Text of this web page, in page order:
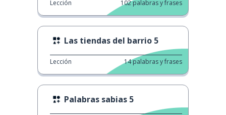
Lección 102palabras y frases
Las tiendas del barrio 5
Lección 14palabras y frases
Palabras sabias 5